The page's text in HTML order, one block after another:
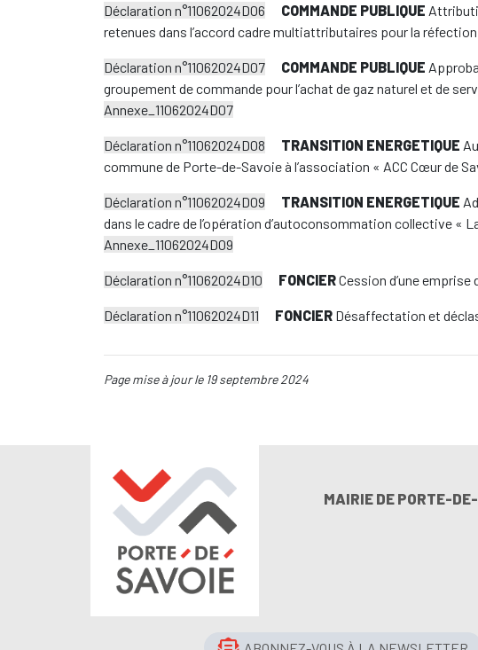
Déclaration n°11062024D06 COMMANDE PUBLIQUE
retenues dans l’accord cadre multiattributaires pour la
Déclaration n°11062024D07 COMMANDE PUBLIQUE
groupement de commande pour l’achat de gaz naturel et de
Annexe_11062024D07
Déclaration n°11062024D08 TRANSITION ENERGETIQUE
commune de Porte-de-Savoie à l’association « ACC Cœur de
Déclaration n°11062024D09 TRANSITION ENERGETIQUE
dans le cadre de l’opération d’autoconsommation collective «
Annexe_11062024D09
Déclaration n°11062024D10 FONCIERCession d’une
Déclaration n°11062024D11 FONCIER Désaffectation et
Page mise à jour le 19 septembre 2024
MAIRIE DE PORTE-